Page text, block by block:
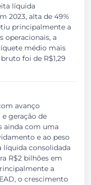
líquida
2023, alta de 49%
principalmente a
operacionais, a
médio mais
foi de R$1,29
avanço
geração de
ainda com uma
e ao peso
líquida consolidada
R$2 bilhões em
a
o crescimento